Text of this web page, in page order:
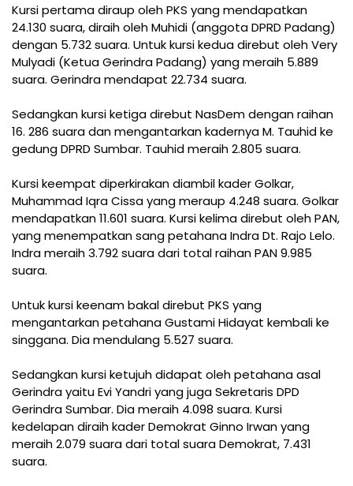
Kursi pertama diraup oleh PKS yang mendapatkan
24.130 suara, diraih oleh Muhidi (anggota DPRD Padang)
dengan 5.732 suara. Untuk kursi kedua direbut oleh Very
Mulyadi (Ketua Gerindra Padang) yang meraih 5.889
suara. Gerindra mendapat 22.734 suara.
Sedangkan kursi ketiga direbut NasDem dengan raihan
16. 286 suara dan mengantarkan kadernya M. Tauhid ke
gedung DPRD Sumbar. Tauhid meraih 2.805 suara.
Kursi keempat diperkirakan diambil kader Golkar,
Muhammad Iqra Cissa yang meraup 4.248 suara. Golkar
mendapatkan 11.601 suara. Kursi kelima direbut oleh PAN,
yang menempatkan sang petahana Indra Dt. Rajo Lelo.
Indra meraih 3.792 suara dari total raihan PAN 9.985
suara.
Untuk kursi keenam bakal direbut PKS yang
mengantarkan petahana Gustami Hidayat kembali ke
singgana. Dia mendulang 5.527 suara.
Sedangkan kursi ketujuh didapat oleh petahana asal
Gerindra yaitu Evi Yandri yang juga Sekretaris DPD
Gerindra Sumbar. Dia meraih 4.098 suara. Kursi
kedelapan diraih kader Demokrat Ginno Irwan yang
meraih 2.079 suara dari total suara Demokrat, 7.431
suara.